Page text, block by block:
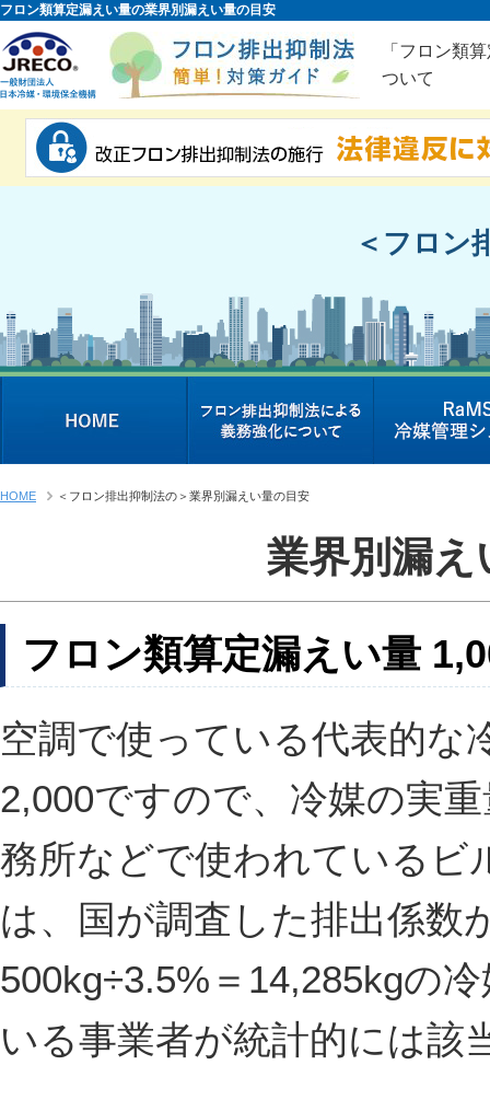
フロン類算定漏えい量の業界別漏えい量の目安
「フロン類
ついて
＜フロン
HOME ＜フロン排出抑制法の＞業界別漏えい量の目安
業界別漏え
フロン類算定漏えい量
空調で使っている代表的な
2,000ですので、冷媒の実
務所などで使われているビ
は、国が調査した排出係数
500kg÷3.5%＝14,285kgの
いる事業者が統計的には該